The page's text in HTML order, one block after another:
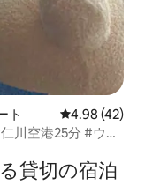
ト レビュー42
4.98 (42)
川空港25分 #ウォ
貸切の宿泊